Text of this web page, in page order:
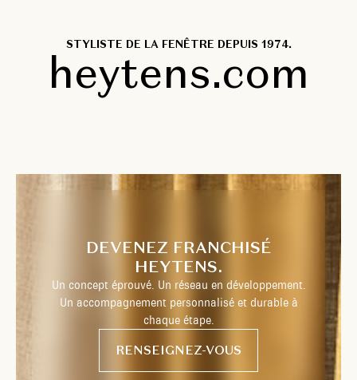
STYLISTE DE LA FENÊTRE DEPUIS 1974.
heytens.com
DEVENEZ FRANCHISÉ
HEYTENS.
Un concept éprouvé. Un réseau en développement.
Un accompagnement personnalisé et durable à
chaque étape.
RENSEIGNEZ-VOUS